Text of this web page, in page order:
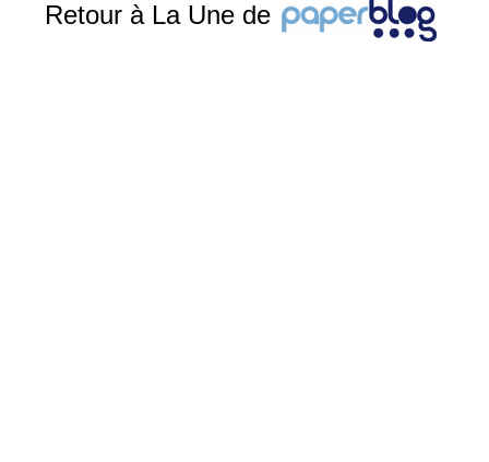
Retour à La Une de